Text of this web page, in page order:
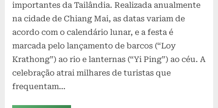
importantes da Tailândia. Realizada anualmente
na cidade de Chiang Mai, as datas variam de
acordo com o calendário lunar, e a festa é
marcada pelo lançamento de barcos (“Loy
Krathong”) ao rio e lanternas (“Yi Ping”) ao céu. A
celebração atrai milhares de turistas que
frequentam…